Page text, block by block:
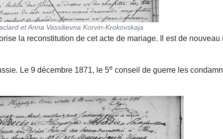
et Anna Vassilievna Korvin-Krokovskaja
la reconstitution de cet acte de mariage. Il est de
Le 9 décembre 1871, le 5e conseil de guerre les